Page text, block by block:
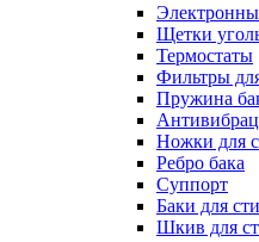
Щетки
Термостаты
Фильтры
Пружина
Ножки для
Ребро бака
Суппорт
Баки для
Шкив для